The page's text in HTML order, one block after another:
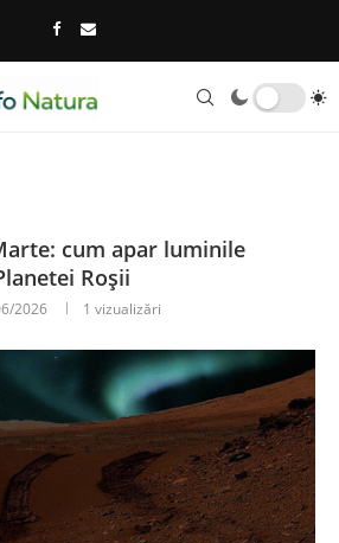
cum apar luminile
Roșii
2026 1 vizualizări